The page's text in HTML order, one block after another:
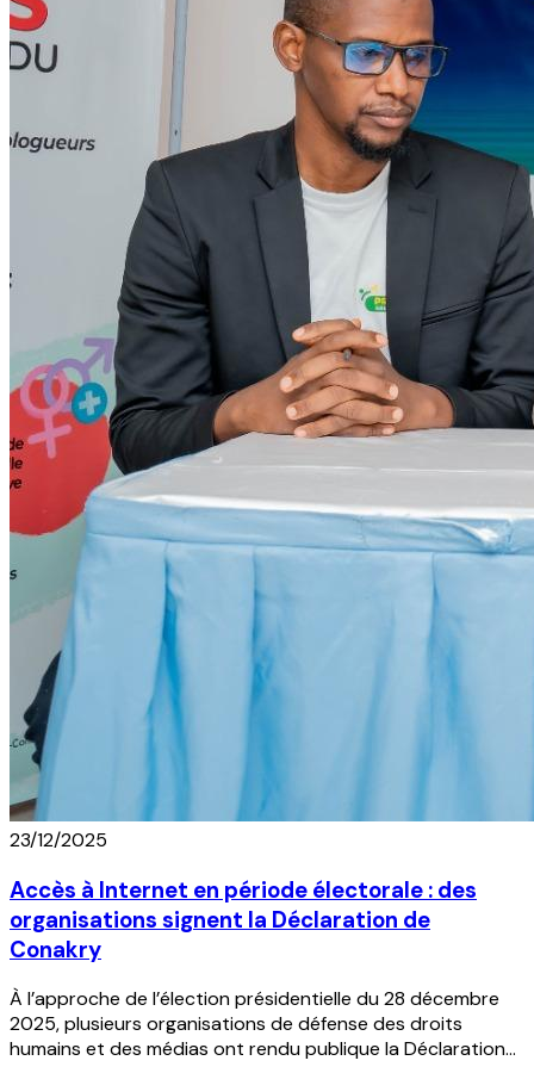
23/12/2025
Accès à Internet en période électorale : des
organisations signent la Déclaration de
Conakry
À l’approche de l’élection présidentielle du 28 décembre
2025, plusieurs organisations de défense des droits
humains et des médias ont rendu publique la Déclaration